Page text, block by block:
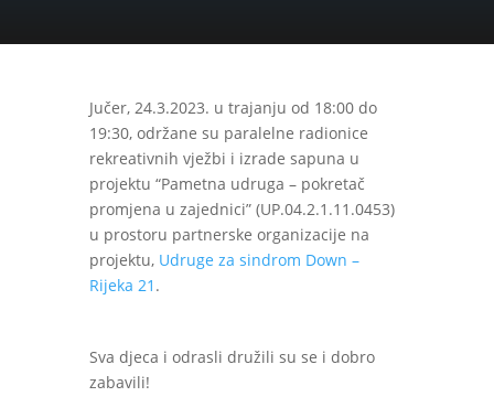
Jučer, 24.3.2023. u trajanju od 18:00 do
19:30, održane su paralelne radionice
rekreativnih vježbi i izrade sapuna u
projektu “Pametna udruga – pokretač
promjena u zajednici” (UP.04.2.1.11.0453)
u prostoru partnerske organizacije na
projektu, Udruge za sindrom Down –
Rijeka 21 .
Sva djeca i odrasli družili su se i dobro
zabavili!